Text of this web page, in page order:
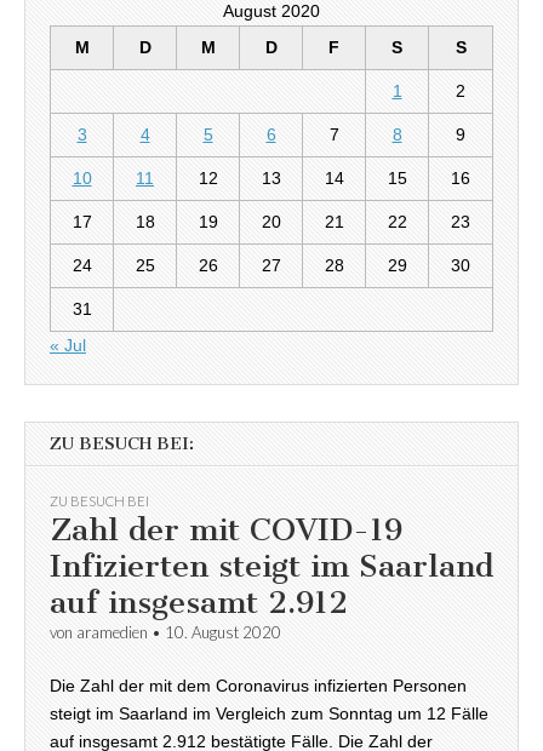
August 2020
M
D M D F S S
1 2
3 4 5 6 7 8 9
10 11 12 13 14 15 16
17 18 19 20 21 22 23
24 25 26 27 28 29 30
31
« Jul
ZU BESUCH BEI:
ZU BESUCH BEI
Zahl der mit COVID-19
Infizierten steigt im Saarland
auf insgesamt 2.912
von aramedien • 10. August 2020
Die Zahl der mit dem Coronavirus infizierten Personen
steigt im Saarland im Vergleich zum Sonntag um 12 Fälle
auf insgesamt 2.912 bestätigte Fälle. Die Zahl der